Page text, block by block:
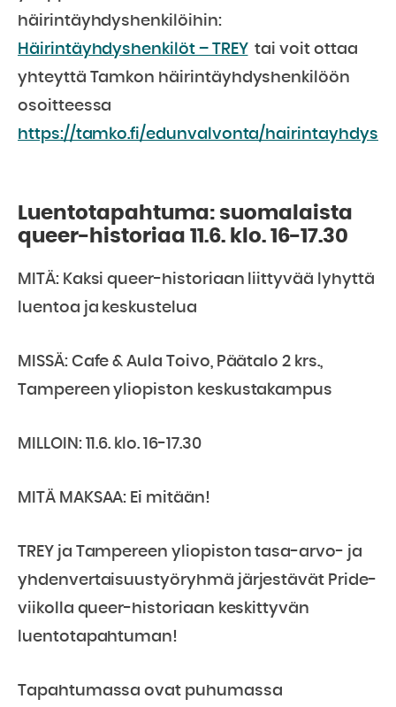
häirintäyhdyshenkilöihin:
Häirintäyhdyshenkilöt – TREYtai voit ottaa
yhteyttä Tamkon häirintäyhdyshenkilöön
osoitteessa
https://tamko.fi/edunvalvonta/
Luentotapahtuma: suomalaista
queer-historiaa 11.6. klo. 16-17.30
MITÄ: Kaksi queer-historiaan liittyvää lyhyttä
luentoa ja keskustelua
MISSÄ: Cafe & Aula Toivo, Päätalo 2 krs.,
Tampereen yliopiston keskustakampus
MILLOIN: 11.6. klo. 16-17.30
MITÄ MAKSAA: Ei mitään!
TREY ja Tampereen yliopiston tasa-arvo- ja
yhdenvertaisuustyöryhmä järjestävät Pride-
viikolla queer-historiaan keskittyvän
luentotapahtuman!
Tapahtumassa ovat puhumassa